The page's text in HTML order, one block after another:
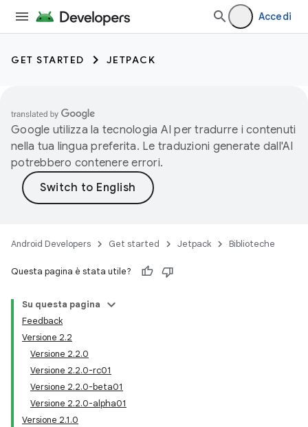
Accedi
GET STARTED JETPACK
Google utilizza la tecnologia AI per tradurre i contenuti
nella tua lingua preferita. Le traduzioni generate dall'AI
potrebbero contenere errori.
Android Developers Get started Jetpack Biblioteche
Questa pagina è stata utile?
Su questa pagina
Feedback
Versione 2.2
Versione 2.2.0
Versione 2.2.0-rc01
Versione 2.2.0-beta01
Versione 2.2.0-alpha01
Versione 2.1.0